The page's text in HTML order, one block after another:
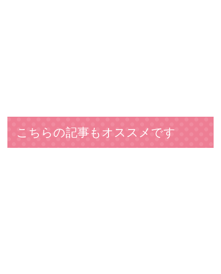
こちらの記事もオススメです